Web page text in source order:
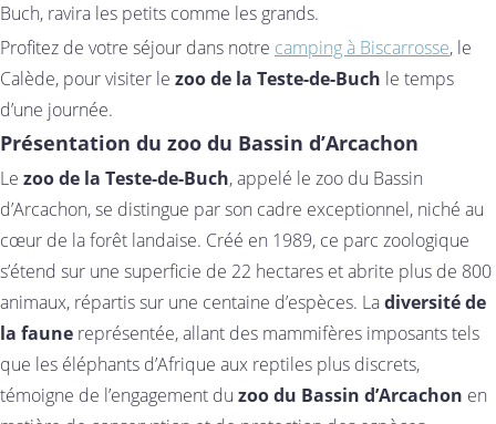
Buch, ravira les petits comme les grands.
Profitez de votre séjour dans notre camping à Biscarrosse, le
Calède, pour visiter le zoo de la Teste-de-Buch le temps
d’une journée.
Présentation du zoo du Bassin d’Arcachon
Le zoo de la Teste-de-Buch, appelé le zoo du Bassin
d’Arcachon, se distingue par son cadre exceptionnel, niché au
cœur de la forêt landaise. Créé en 1989, ce parc zoologique
s’étend sur une superficie de 22 hectares et abrite plus de 800
animaux, répartis sur une centaine d’espèces. Ladiversité de
la faune représentée, allant des mammifères imposants tels
que les éléphants d’Afrique aux reptiles plus discrets,
témoigne de l’engagement du zoo du Bassin d’Arcachon en